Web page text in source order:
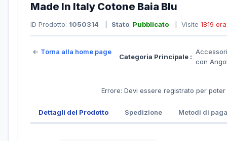
Made In Italy Cotone Baia Blu
ID Prodotto: 1050314 Stato: Pubblicato | Visite 1819 ora
← Torna alla home page
Categoria Principale :
con
Errore: Devi essere registrato per
Dettagli del Prodotto Spedizione Metodi di